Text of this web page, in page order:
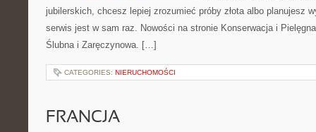
jubilerskich, chcesz lepiej zrozumieć próby złota albo planujesz
serwis jest w sam raz. Nowości na stronie Konserwacja i
Ślubna i Zaręczynowa. […]
CATEGORIES: NIERUCHOMOŚCI
FRANCJA